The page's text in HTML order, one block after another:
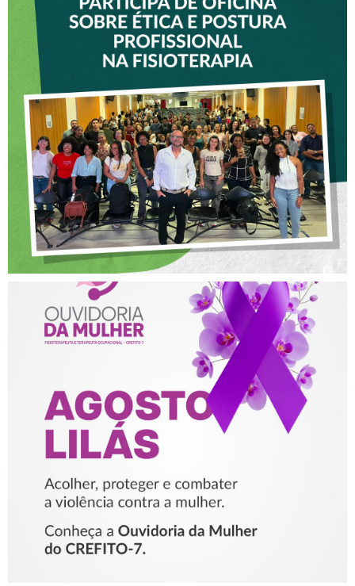
VICE-PRESIDENTE DO
CREFITO-7 PARTICIPA DE
OFICINA SOBRE ÉTICA E
POSTURA PROFISSIONAL
NA FISIOTERAPIA
AGOSTO LILÁS – ACOLHER,
PROTEGER E COMBATER A
VIOLÊNCIA CONTRA A
MULHER